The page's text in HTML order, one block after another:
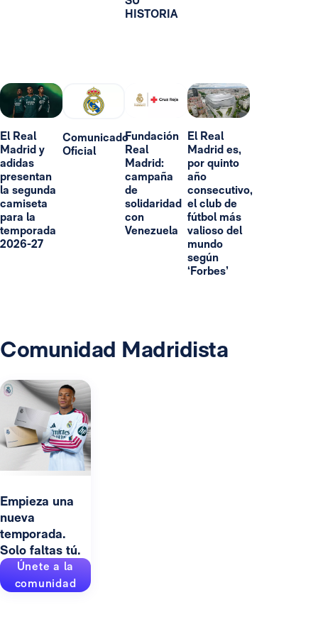
HISTORIA
El Real
Madrid y
adidas
presentan
la segunda
camiseta
para la
temporada
2026-27
Comunicado
Oficial
Fundación
Real
Madrid:
campaña
de
solidaridad
con
Venezuela
El Real
Madrid es,
por quinto
año
consecutivo,
el club de
fútbol más
valioso del
mundo
según
‘Forbes’
Comunidad Madridista
Empieza una
nueva
temporada.
Solo faltas tú.
Únete a la
comunidad